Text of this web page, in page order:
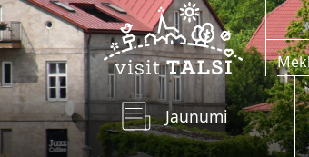
Skip to main content
Jaunumi